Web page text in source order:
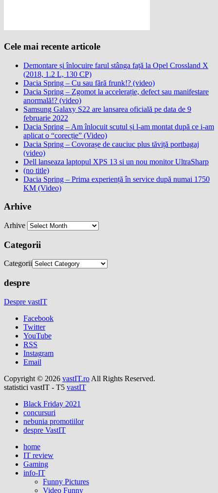
Cele mai recente articole
Demontare și înlocuire farul stânga față la Opel Crossland X
(2018, 1.2 L, 130 CP)
Dacia Spring – Cu sau fără frunk!? (video)
Dacia Spring – Zgomot la accelerație, defect sau manifestare
anormală!? (video)
Samsung Galaxy S22 are lansarea oficială pe data de 9
februarie 2022
Dacia Spring – Am înlocuit scutul și l-am montat după ce i-am
aplicat o “corecție” (Video)
Dacia Spring – Covorașe de cauciuc plus tăviță portbagaj
(video)
Dell lanseaza laptopul XPS 13 si un nou monitor UltraSharp
(no title)
Dacia Spring – Prima experiență în service după numai 1750
KM (Video)
Arhive
Arhive
Categorii
Categorii
despre
Despre vastIT
Facebook
Twitter
YouTube
RSS
Instagram
Email
Copyright © 2026 vastIT.ro All Rights Reserved.
statistici vastIT - T5 vastIT
Black Friday 2021
concursuri
nebunia promotiilor
despre VastIT
home
IT review
Gaming
info-IT
Funny Pictures
Video Funny